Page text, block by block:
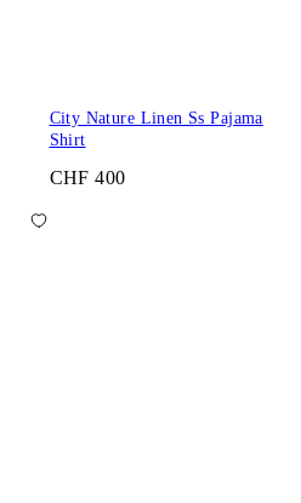
City Nature Linen Ss Pajama
Shirt
CHF 400